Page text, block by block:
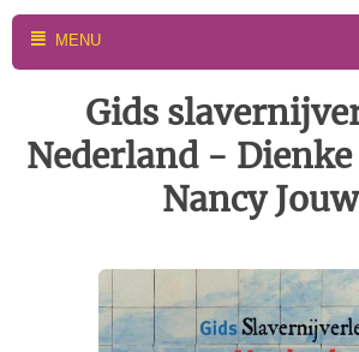
MENU
Gids
Nederland -
Nancy